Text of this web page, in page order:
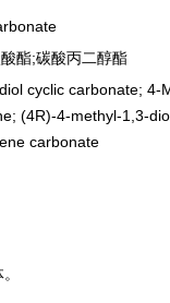
酯;碳酸丙二醇酯
cyclic carbonate;
(4R)-4-methyl-1,3-
carbonate